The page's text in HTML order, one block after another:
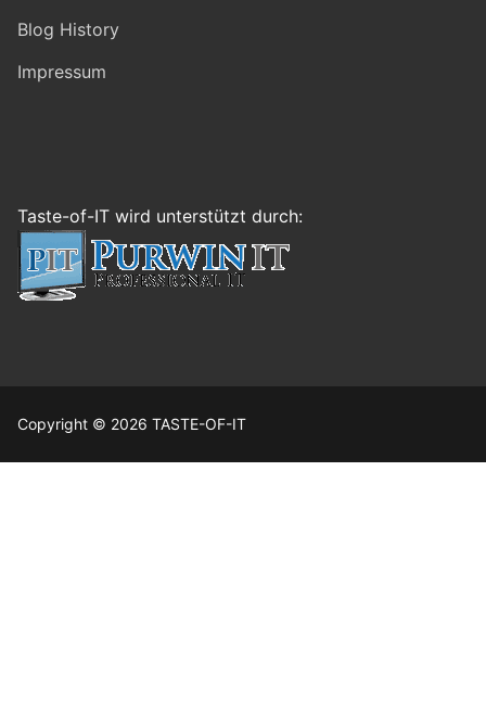
Blog History
Impressum
Taste-of-IT wird unterstützt durch:
Copyright © 2026 TASTE-OF-IT